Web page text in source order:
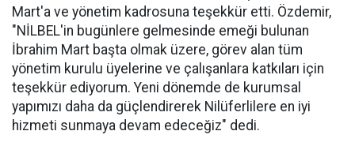
Mart'a ve yönetim kadrosuna teşekkür etti. Özdemir,
"NİLBEL'in bugünlere gelmesinde emeği bulunan
İbrahim Mart başta olmak üzere, görev alan tüm
yönetim kurulu üyelerine ve çalışanlara katkıları için
teşekkür ediyorum. Yeni dönemde de kurumsal
yapımızı daha da güçlendirerek Nilüferlilere en iyi
hizmeti sunmaya devam edeceğiz" dedi.